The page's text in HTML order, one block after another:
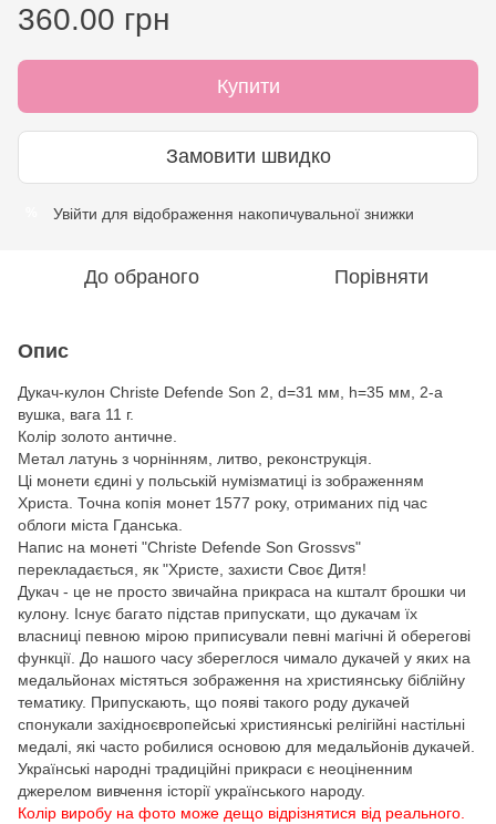
360.00 грн
Купити
Замовити швидко
Увійти для відображення накопичувальної знижки
До обраного Порівняти
Опис
Дукач-кулон Christe Defende Son 2, d=31 мм, h=35 мм, 2-а
вушка, вага 11 г.
Колір золото античне.
Метал латунь з чорнінням, литво, реконструкція.
Ці монети єдині у польській нумізматиці із зображенням
Христа. Точна копія монет 1577 року, отриманих під час
облоги міста Гданська.
Напис на монеті "Christe Defende Son Grossvs"
перекладається, як "Христе, захисти Своє Дитя!
Дукач - це не просто звичайна прикраса на кшталт брошки чи
кулону. Існує багато підстав припускати, що дукачам їх
власниці певною мірою приписували певні магічні й оберегові
функції. До нашого часу збереглося чимало дукачей у яких на
медальйонах містяться зображення на християнську біблійну
тематику. Припускають, що появі такого роду дукачей
спонукали західноєвропейські християнські релігійні настільні
медалі, які часто робилися основою для медальйонів дукачей.
Українські народні традиційні прикраси є неоціненним
джерелом вивчення історії українського народу.
Колір виробу на фото може дещо відрізнятися від реального.